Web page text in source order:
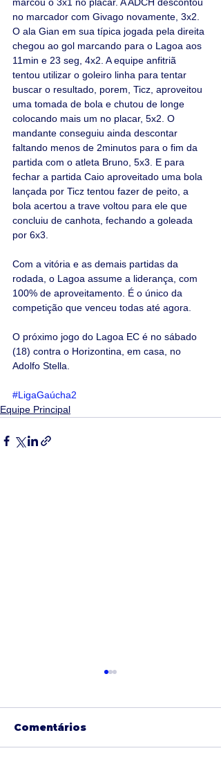
marcou o 3x1 no placar. A ADCH descontou
no marcador com Givago novamente, 3x2.
O ala Gian em sua típica jogada pela direita
chegou ao gol marcando para o Lagoa aos
11min e 23 seg, 4x2. A equipe anfitriã
tentou utilizar o goleiro linha para tentar
buscar o resultado, porem, Ticz, aproveitou
uma tomada de bola e chutou de longe
colocando mais um no placar, 5x2. O
mandante conseguiu ainda descontar
faltando menos de 2minutos para o fim da
partida com o atleta Bruno, 5x3. E para
fechar a partida Caio aproveitado uma bola
lançada por Ticz tentou fazer de peito, a
bola acertou a trave voltou para ele que
concluiu de canhota, fechando a goleada
por 6x3.
Com a vitória e as demais partidas da
rodada, o Lagoa assume a liderança, com
100% de aproveitamento. É o único da
competição que venceu todas até agora.
O próximo jogo do Lagoa EC é no sábado
(18) contra o Horizontina, em casa, no
Adolfo Stella.
#LigaGaúcha2
Equipe Principal
Comentários